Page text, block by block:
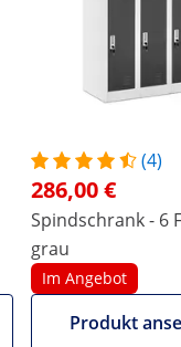
(4)
286,00 €
Spindschrank - 6
grau
Im Angebot
Produkt